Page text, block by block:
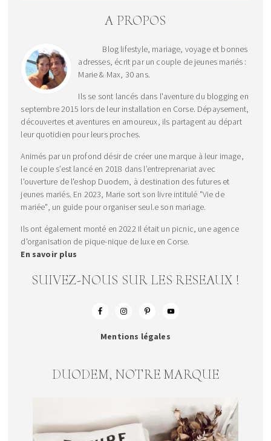
A PROPOS
Blog lifestyle, mariage, voyage et bonnes
adresses, écrit par un couple de jeunes mariés :
Marie & Max, 30 ans.
Ils se sont lancés dans l'aventure du blogging en
septembre 2015 lors de leur installation en Corse. Dépaysement,
découvertes et aventures en amoureux, ils partagent au départ
leur quotidien pour leurs proches.
Animés par un profond désir de créer une marque à leur image,
le couple s’est lancé en 2018 dans l’entreprenariat avec
l'ouverture de l'eshop Duodem, à destination des futures et
jeunes mariés. En 2023, Marie sort son livre intitulé "Vie de
mariée", un guide pour organiser seul.e son mariage.
Ils ont également monté en 2022 Il était un picnic, une agence
d'organisation de pique-nique de luxe en Corse.
En savoir plus
SUIVEZ-NOUS SUR LES RESEAUX !
Mentions légales
DUODEM, NOTRE MARQUE